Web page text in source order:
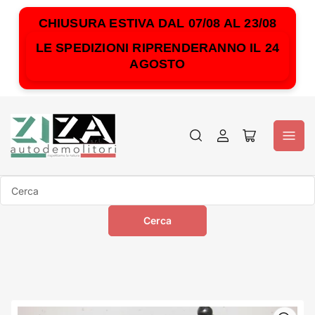
CHIUSURA ESTIVA DAL 07/08 AL 23/08
LE SPEDIZIONI RIPRENDERANNO IL 24
AGOSTO
AccediApri
Cerca